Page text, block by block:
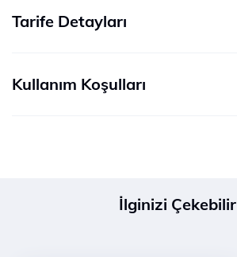
Tarife Detayları
Kullanım Koşulları
İlginizi Çekebilir